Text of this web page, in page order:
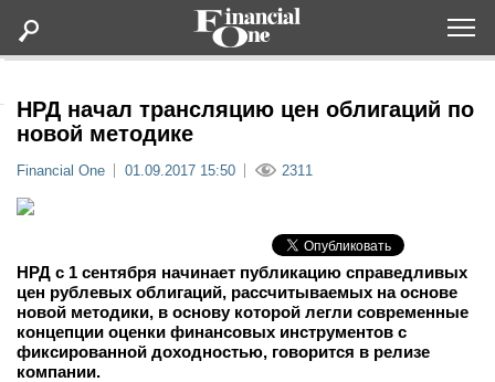
Статьи
Lifestyle
Мероприятия
НРД начал трансляцию цен облигаций по
новой методике
Financial One 01.09.2017 15:50 2311
НРД с 1 сентября начинает публикацию справедливых
цен рублевых облигаций, рассчитываемых на основе
новой методики, в основу которой легли современные
концепции оценки финансовых инструментов с
фиксированной доходностью, говорится в релизе
компании.